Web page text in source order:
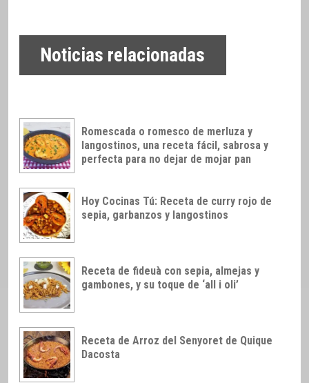
Noticias relacionadas
Romescada o romesco de merluza y
langostinos, una receta fácil, sabrosa y
perfecta para no dejar de mojar pan
Hoy Cocinas Tú: Receta de curry rojo de
sepia, garbanzos y langostinos
Receta de fideuà con sepia, almejas y
gambones, y su toque de ‘all i oli’
Receta de Arroz del Senyoret de Quique
Dacosta